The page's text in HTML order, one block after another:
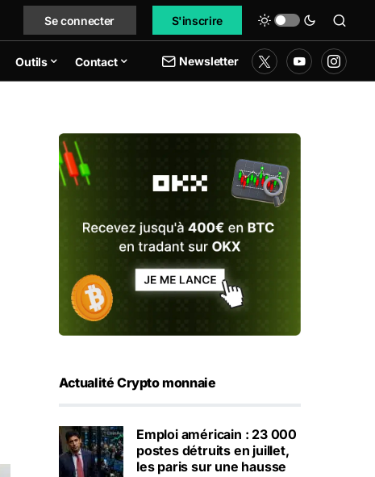
Se connecter S'inscrire
Outils Contact Newsletter
Actualité Crypto monnaie
Emploi américain : 23 000
postes détruits en juillet,
les paris sur une hausse